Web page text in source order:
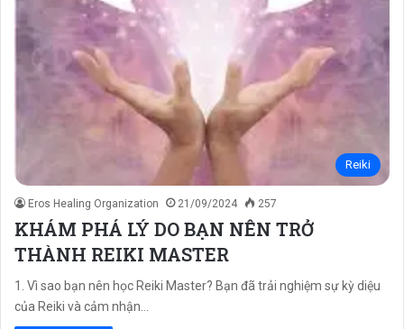
Reiki
Eros Healing Organization 21/09/2024 257
KHÁM PHÁ LÝ DO BẠN NÊN TRỞ
THÀNH REIKI MASTER
1. Vì sao bạn nên học Reiki Master? Bạn đã trải nghiệm sự kỳ diệu
của Reiki và cảm nhận…